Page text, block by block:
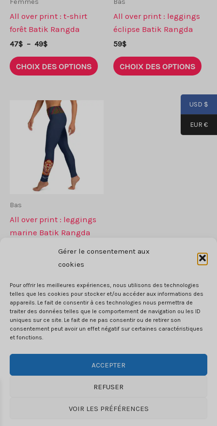
Gérer le consentement aux
cookies
Pour offrir les meilleures expériences, nous utilisons des technologies
telles que les cookies pour stocker et/ou accéder aux informations des
appareils. Le fait de consentir à ces technologies nous permettra de
traiter des données telles que le comportement de navigation ou les ID
uniques sur ce site. Le fait de ne pas consentir ou de retirer son
consentement peut avoir un effet négatif sur certaines caractéristiques
et fonctions.
ACCEPTER
REFUSER
VOIR LES PRÉFÉRENCES
All over print : t-shirt
forêt Batik Rangda
47$ – 49$Plage
prix :
47$
CHOIX DES OPTIONS
produit
All over print : leggings
éclipse Batik Rangda
59$
CHOIX DES OPTIONS
Les
Bas
All over print : leggings
marine Batik Rangda
CHOIX DES OPTIONS
a
plusieurs
variantes.
Les
peuvent
être
la
CGV
Copyright © 2026 Sweatrepublix
Email: contact@sweatrepublix.com
USD $
EUR €